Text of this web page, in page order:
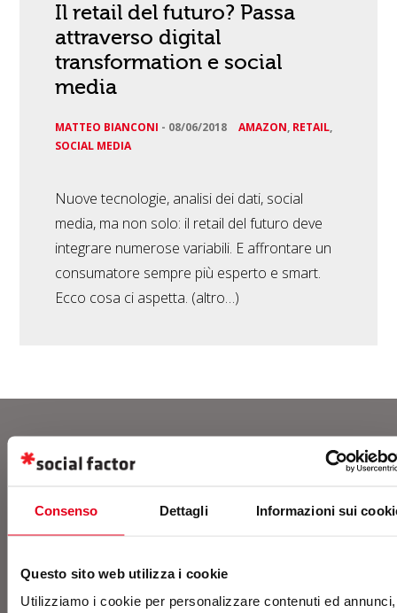
Consenso Dettagli Informazioni sui
Questo sito web utilizza i cookie
Utilizziamo i cookie per personalizzare contenuti ed annunci,
Il retail del futuro? Passa
attraverso digital
transformation e social
media
MATTEO BIANCONI - 08/06/2018 AMAZON, RETAIL,
SOCIAL MEDIA
Nuove tecnologie, analisi dei dati, social
media, ma non solo: il retail del futuro deve
integrare numerose variabili. E affrontare un
consumatore sempre più esperto e smart.
Ecco cosa ci aspetta. (altro…)
Contatti
Contattaci o richiedi un
preventivo